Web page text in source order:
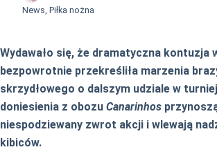
News, Piłka nożna
Wydawało się, że dramatyczna kontuzja
bezpowrotnie przekreśliła marzenia
skrzydłowego o dalszym udziale w
doniesienia z obozu Canarinhos
niespodziewany zwrot akcji i wlewają
kibiców.